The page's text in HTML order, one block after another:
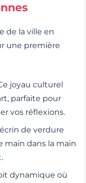
de la ville en
une première
joyau culturel
parfaite pour
vos réflexions.
de verdure
dans la main
dynamique où